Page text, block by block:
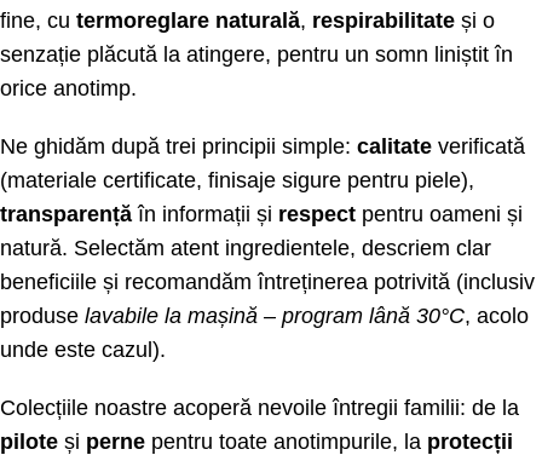
fine, cu termoreglare naturală, respirabilitate și o
senzație plăcută la atingere, pentru un somn liniștit în
orice anotimp.
Ne ghidăm după trei principii simple: calitate verificată
(materiale certificate, finisaje sigure pentru piele),
transparență în informații și respect pentru oameni și
natură. Selectăm atent ingredientele, descriem clar
beneficiile și recomandăm întreținerea potrivită (inclusiv
produse lavabile la mașină – program lână 30°C, acolo
unde este cazul).
Colecțiile noastre acoperă nevoile întregii familii: de la
pilote și perne pentru toate anotimpurile, la protecții